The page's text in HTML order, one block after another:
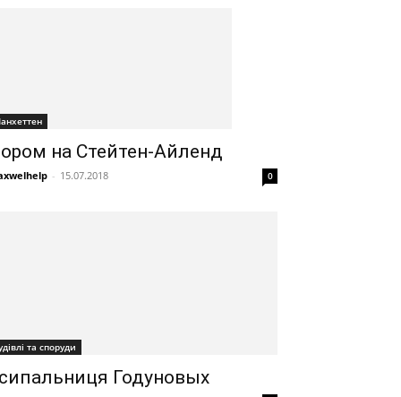
на Стейтен-Айленд
- 15.07.2018 0
та споруди
Годуновых